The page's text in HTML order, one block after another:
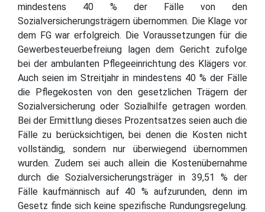
mindestens 40 % der Fälle von den
Sozialversicherungsträgern übernommen. Die Klage vor
dem FG war erfolgreich. Die Voraussetzungen für die
Gewerbesteuerbefreiung lagen dem Gericht zufolge
bei der ambulanten Pflegeeinrichtung des Klägers vor.
Auch seien im Streitjahr in mindestens 40 % der Fälle
die Pflegekosten von den gesetzlichen Trägern der
Sozialversicherung oder Sozialhilfe getragen worden.
Bei der Ermittlung dieses Prozentsatzes seien auch die
Fälle zu berücksichtigen, bei denen die Kosten nicht
vollständig, sondern nur überwiegend übernommen
wurden. Zudem sei auch allein die Kostenübernahme
durch die Sozialversicherungsträger in 39,51 % der
Fälle kaufmännisch auf 40 % aufzurunden, denn im
Gesetz finde sich keine spezifische Rundungsregelung.